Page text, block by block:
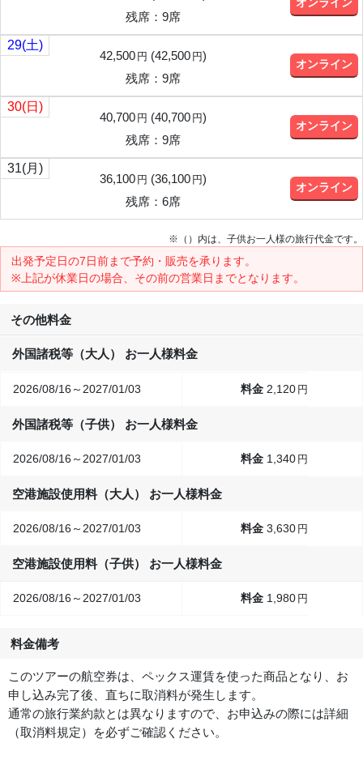
残席：9席
オンライン
29(土)
42,500 円 (42,500 円)
残席：9席
オンライン
30(日)
40,700 円 (40,700 円)
残席：9席
オンライン
31(月)
36,100 円 (36,100 円)
残席：6席
オンライン
※（）内は、子供お一人様の旅行代金です。
出発予定日の7日前まで予約・販売を承ります。
※上記が休業日の場合、その前の営業日までとなります。
その他料金
外国諸税等（大人） お一人様料金
2026/08/16～2027/01/03 2,120 円
外国諸税等（子供） お一人様料金
2026/08/16～2027/01/03 1,340 円
空港施設使用料（大人） お一人様料金
2026/08/16～2027/01/03 3,630 円
空港施設使用料（子供） お一人様料金
2026/08/16～2027/01/03 1,980 円
料金備考
このツアーの航空券は、ペックス運賃を使った商品となり、お
申し込み完了後、直ちに取消料が発生します。
通常の旅行業約款とは異なりますので、お申込みの際には詳細
（取消料規定）を必ずご確認ください。